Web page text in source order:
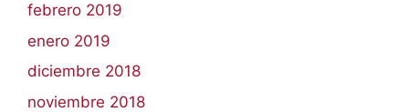
febrero 2019
enero 2019
diciembre 2018
noviembre 2018